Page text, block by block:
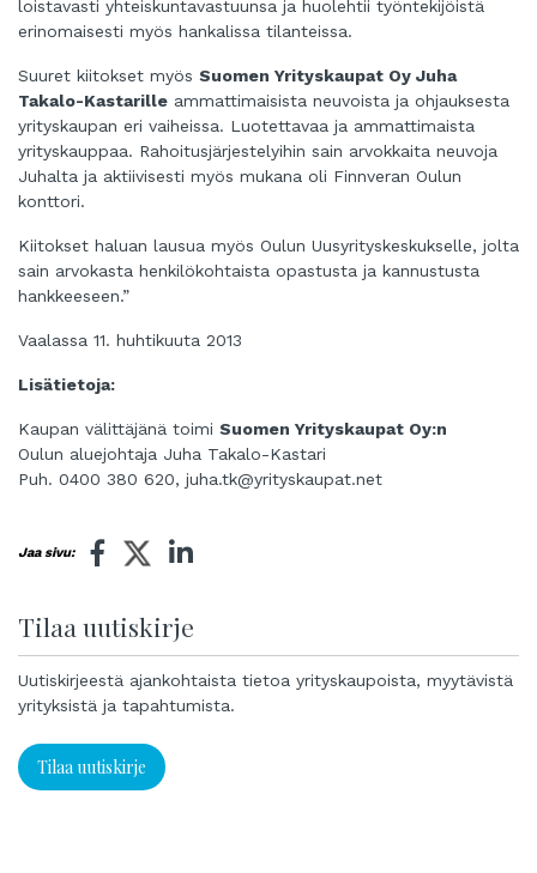
loistavasti yhteiskuntavastuunsa ja huolehtii työntekijöistä
erinomaisesti myös hankalissa tilanteissa.
Suuret kiitokset myös Suomen Yrityskaupat Oy Juha
Takalo-Kastarille ammattimaisista neuvoista ja ohjauksesta
yrityskaupan eri vaiheissa. Luotettavaa ja ammattimaista
yrityskauppaa. Rahoitusjärjestelyihin sain arvokkaita neuvoja
Juhalta ja aktiivisesti myös mukana oli Finnveran Oulun
konttori.
Kiitokset haluan lausua myös Oulun Uusyrityskeskukselle, jolta
sain arvokasta henkilökohtaista opastusta ja kannustusta
hankkeeseen.”
Vaalassa 11. huhtikuuta 2013
Lisätietoja:
Kaupan välittäjänä toimi Suomen Yrityskaupat Oy:n
Oulun aluejohtaja Juha Takalo-Kastari
Puh. 0400 380 620, juha.tk@yrityskaupat.net
Jaa sivu:
Tilaa uutiskirje
Uutiskirjeestä ajankohtaista tietoa yrityskaupoista, myytävistä
yrityksistä ja tapahtumista.
Tilaa uutiskirje